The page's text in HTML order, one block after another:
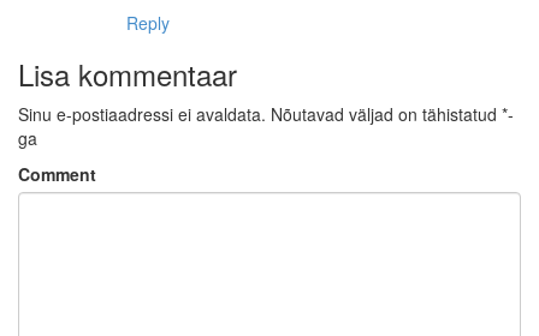
Reply
Lisa kommentaar
Sinu e-postiaadressi ei avaldata. Nõutavad väljad on tähistatud *-
ga
Comment